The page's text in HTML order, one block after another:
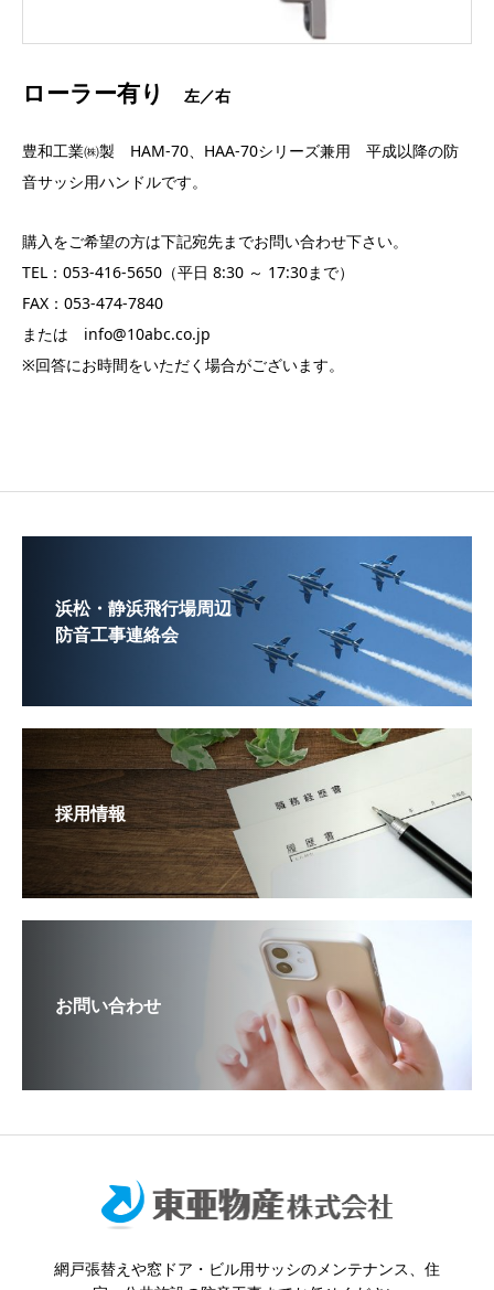
ローラー有り 左／右
豊和工業㈱製 HAM-70、HAA-70シリーズ兼用 平成以降の防
音サッシ用ハンドルです。
購入をご希望の方は下記宛先までお問い合わせ下さい。
TEL：053-416-5650（平日 8:30 ～ 17:30まで）
FAX：053-474-7840
または info@10abc.co.jp
※回答にお時間をいただく場合がございます。
浜松・静浜飛行場周辺
防音工事連絡会
採用情報
お問い合わせ
網戸張替えや窓ドア・ビル用サッシのメンテナンス、住